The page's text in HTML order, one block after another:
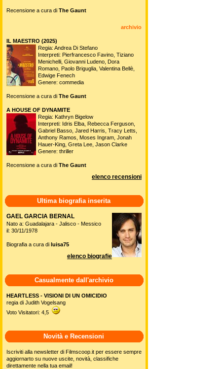
Recensione a cura di The Gaunt
archivio
IL MAESTRO (2025)
Regia: Andrea Di Stefano
Interpreti: Pierfrancesco Favino, Tiziano
Menichelli, Giovanni Ludeno, Dora
Romano, Paolo Briguglia, Valentina Bellè,
Edwige Fenech
Genere: commedia
Recensione a cura di The Gaunt
A HOUSE OF DYNAMITE
Regia: Kathryn Bigelow
Interpreti: Idris Elba, Rebecca Ferguson,
Gabriel Basso, Jared Harris, Tracy Letts,
Anthony Ramos, Moses Ingram, Jonah
Hauer-King, Greta Lee, Jason Clarke
Genere: thriller
Recensione a cura di The Gaunt
elenco recensioni
Ultima biografia inserita
GAEL GARCIA BERNAL
Nato a: Guadalajara - Jalisco - Messico
il: 30/11/1978
Biografia a cura di luisa75
elenco biografie
Casualmente dall'archivio
HEARTLESS - VISIONI DI UN OMICIDIO
regia di Judith Vogelsang
Voto Visitatori: 4,5
Novità e Recensioni
Iscriviti alla newsletter di Filmscoop.it per essere sempre
aggiornarto su nuove uscite, novità, classifiche
direttamente nella tua email!